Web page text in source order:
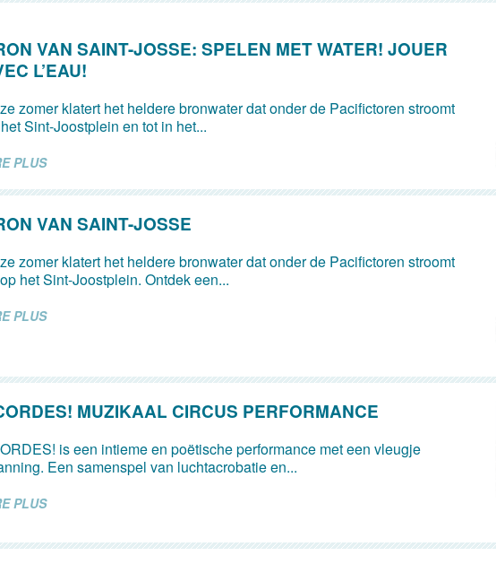
VAN SAINT-JOSSE: SPELEN MET WATER! JOUER
L’EAU!
zomer klatert het heldere bronwater dat onder de Pacifictoren stroomt
Sint-Joostplein en tot in het...
PLUS
VAN SAINT-JOSSE
zomer klatert het heldere bronwater dat onder de Pacifictoren stroomt
het Sint-Joostplein. Ontdek een...
PLUS
MUZIKAAL CIRCUS PERFORMANCE
is een intieme en poëtische performance met een vleugje
Een samenspel van luchtacrobatie en...
PLUS